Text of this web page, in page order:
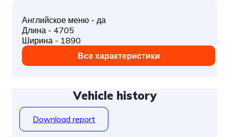
Английское меню - да
Длина - 4705
Ширина - 1890
Все характеристики
Vehicle history
Download report